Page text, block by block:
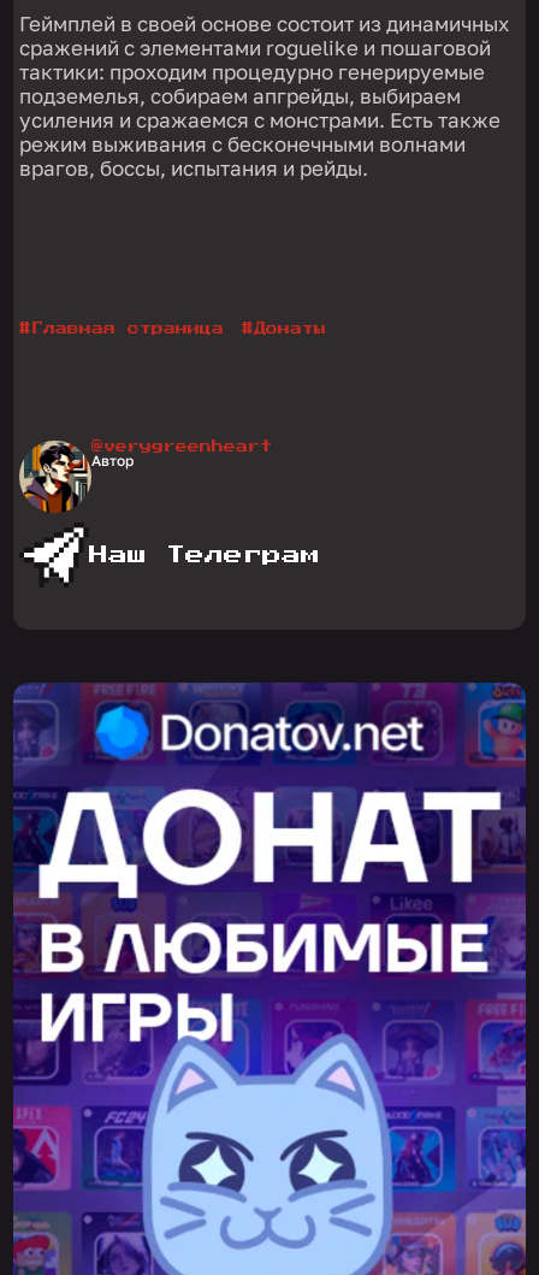
Геймплей в своей основе состоит из динамичных
сражений с элементами roguelike и пошаговой
тактики: проходим процедурно генерируемые
подземелья, собираем апгрейды, выбираем
усиления и сражаемся с монстрами. Есть также
режим выживания с бесконечными волнами
врагов, боссы, испытания и рейды.
# Главная страница #Донаты
@verygreenheart
Автор
Наш Телеграм